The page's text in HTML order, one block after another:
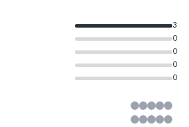
0
0
0
0
3